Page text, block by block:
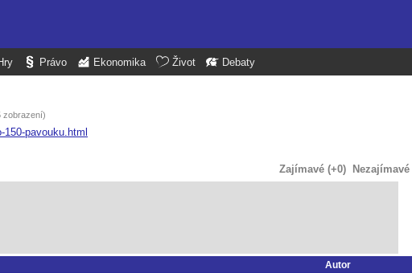
Právo Ekonomika Život Debaty
zobrazení)
pavouku.html
Zajímavé (+0)
Nezajímavé
Autor